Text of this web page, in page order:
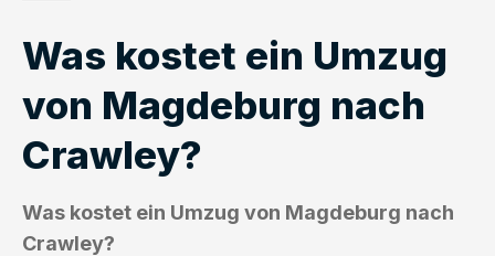
Was kostet ein Umzug
von Magdeburg nach
Crawley?
Was kostet ein Umzug von Magdeburg nach
Crawley?